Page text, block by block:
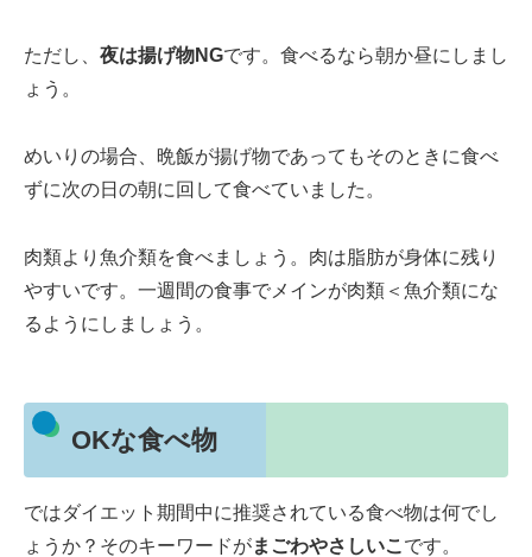
ただし、 夜は揚げ物NGです。食べるなら朝か昼にしまし
ょう。
めいりの場合、晩飯が揚げ物であってもそのときに食べ
ずに次の日の朝に回して食べていました。
肉類より魚介類を食べましょう。肉は脂肪が身体に残り
やすいです。一週間の食事でメインが肉類＜魚介類にな
るようにしましょう。
OKな食べ物
ではダイエット期間中に推奨されている食べ物は何でし
ょうか？そのキーワードがまごわやさしいこ です。